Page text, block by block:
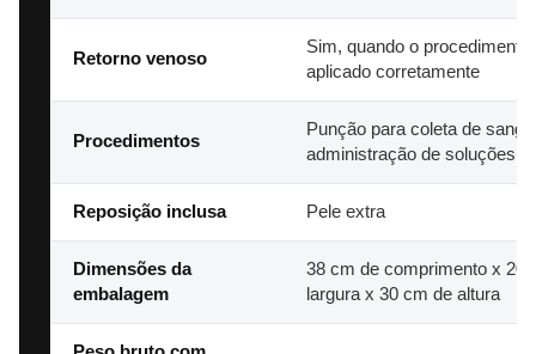
Retorno venoso
Sim, quando o procedimento
aplicado corretamente
Procedimentos
Punção para coleta de
administração de soluções
Reposição inclusa Pele extra
Dimensões da
embalagem
38 cm de comprimento x 20
largura x 30 cm de altura